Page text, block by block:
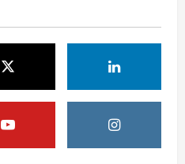
संतों ने दिया विजयी भव का
तहत जारी किए जा रहे नोटिसों
ने जतायी आपत्ति, मतदाताओं को
का लगाया आरोप